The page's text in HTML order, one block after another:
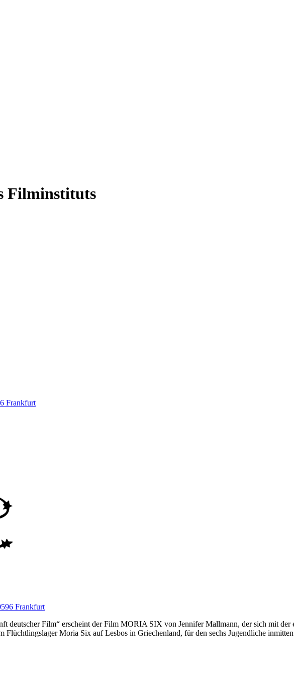
Filminstituts
Frankfurt
Frankfurt
deutscher Film“ erscheint der Film MORIA SIX von Jennifer Mallmann, der sich mit der
Moria Six auf Lesbos in Griechenland, für den sechs Jugendliche